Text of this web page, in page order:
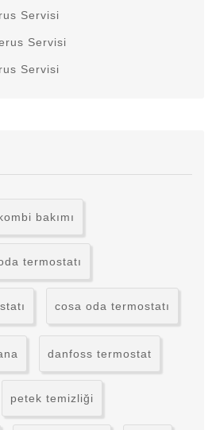
Servisi
Servisi
Servisi
bakımı
termostatı
cosa oda termostatı
danfoss termostat
petek temizliği